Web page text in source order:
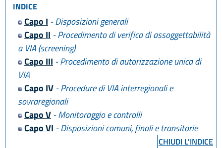
INDICE
Capo I - Disposizioni generali
Capo II - Procedimento di verifica di assoggettabilità
a VIA (screening)
Capo III - Procedimento di autorizzazione unica di
VIA
Capo IV- Procedure di VIA interregionali e
sovraregionali
Capo V- Monitoraggio e controlli
Capo VI - Disposizioni comuni, finali e transitorie
CHIUDI L'INDICE